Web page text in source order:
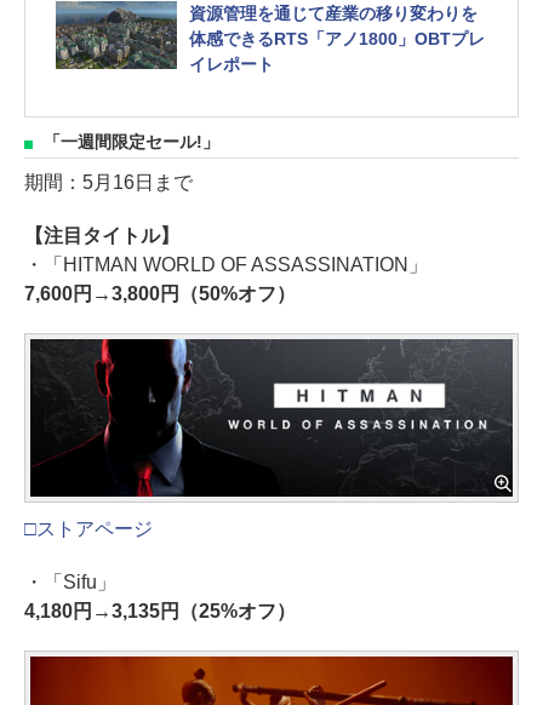
資源管理を通じて産業の移り変わりを
体感できるRTS「アノ1800」OBTプレ
イレポート
「一週間限定セール!」
期間：5月16日まで
【注目タイトル】
・「HITMAN WORLD OF ASSASSINATION」
7,600円→3,800円（50%オフ）
□ストアページ
・「Sifu」
4,180円→3,135円（25%オフ）